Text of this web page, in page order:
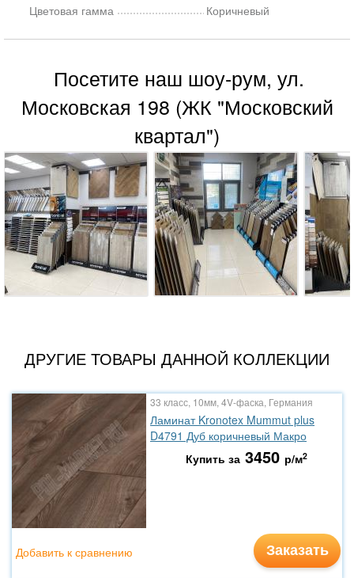
Цветовая гамма Коричневый
Посетите наш шоу-рум, ул.
Московская 198 (ЖК "Московский
квартал")
ДРУГИЕ ТОВАРЫ ДАННОЙ КОЛЛЕКЦИИ
33 класс, 10мм, 4V-фаска, Германия
Ламинат Kronotex Mummut plus
D4791 Дуб коричневый Макро
Купить за 3450 р/м2
Заказать
Добавить к сравнению